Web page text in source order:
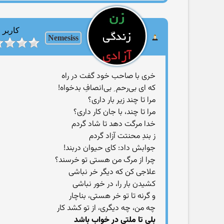
Nemesiss
کاربر
خری با صاحب خود گفت در راه
که ای بی‌رحم ِ بی‌انصافِ بدخواه!
مرا تا چند زیر بار داری؟
مرا تا چند، با جان کار داری؟
خدا مرگت دهد تا شاد گردم
ز بندِ محنتت آزاد گردم
جوابش داد: کای حیوان دربند!
چرا از مرگ من هستی تو خرسند؟
علاجی کن که دیگر خر نباشی
کشیدن بار را، در خور نباشی
و گرنه تا تو خر هستی، بناچار
چه من، چه دیگری، از تو کشد کار
بلی تا ملتی در خواب باشد